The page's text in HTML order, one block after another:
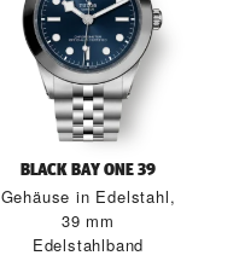
BLACK BAY ONE 39
Gehäuse in Edelstahl,
39 mm
Edelstahlband